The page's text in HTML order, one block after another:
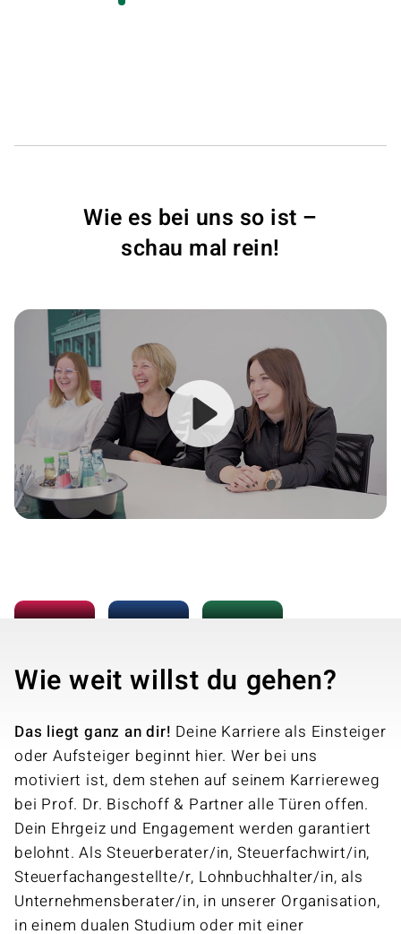
Wie es bei uns so ist –
schau mal rein!
Wie weit willst du gehen?
Das liegt ganz an dir! Deine Karriere als Einsteiger
oder Aufsteiger beginnt hier. Wer bei uns
motiviert ist, dem stehen auf seinem Karriere­weg
bei Prof. Dr. Bischoff & Partner alle Türen offen.
Dein Ehrgeiz und Engagement werden garantiert
belohnt. Als Steuerberater/in, Steuer­fach­wirt/in,
Steuer­fach­angestellte/r, Lohn­buchhalter/in, als
Unternehmens­berater/in, in unserer Organisation,
in einem dualen Studium oder mit einer